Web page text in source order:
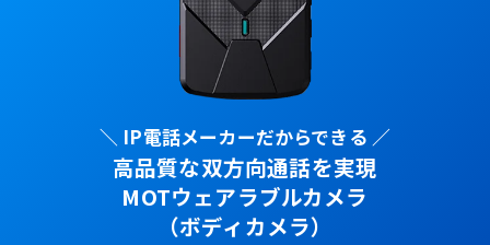
＼ IP電話メーカーだからできる ／
高品質な双方向通話を実現
MOTウェアラブルカメラ
（ボディカメラ）